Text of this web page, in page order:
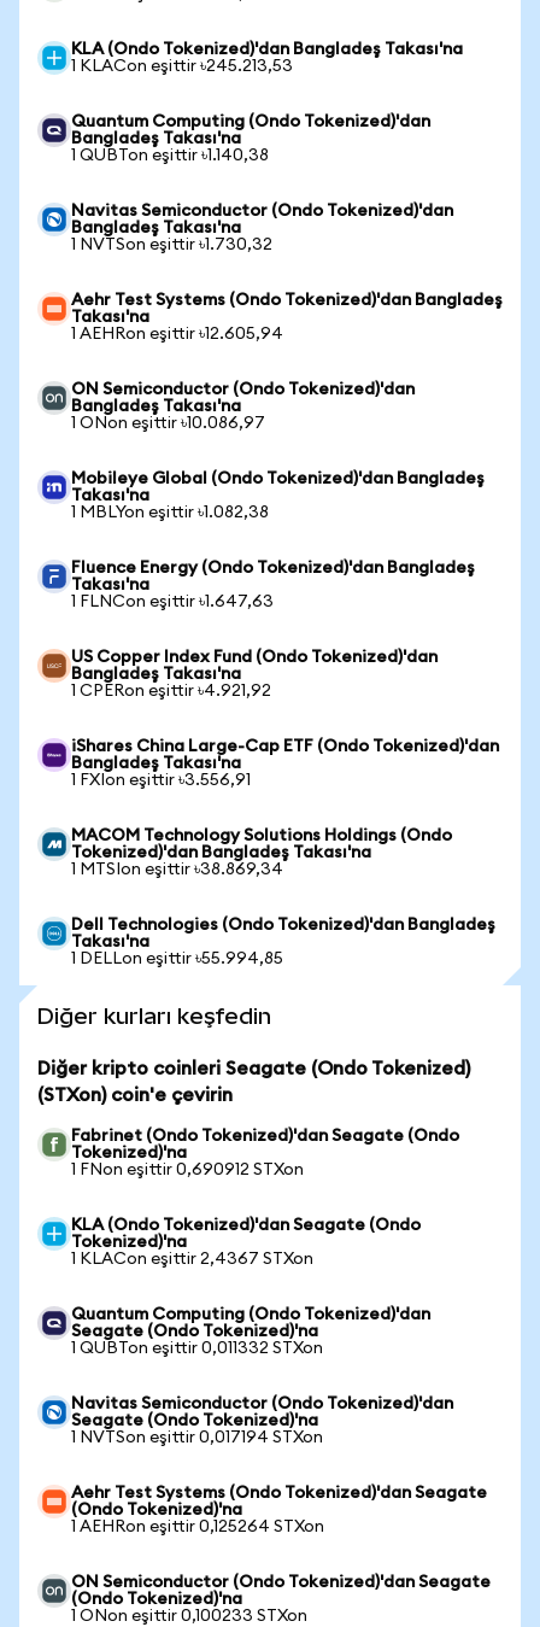
KLA (Ondo Tokenized)'dan Bangladeş Takası'na
1 KLACon eşittir ৳245.213,53
Quantum Computing (Ondo Tokenized)'dan
Bangladeş Takası'na
1 QUBTon eşittir ৳1.140,38
Navitas Semiconductor (Ondo Tokenized)'dan
Bangladeş Takası'na
1 NVTSon eşittir ৳1.730,32
Aehr Test Systems (Ondo Tokenized)'dan Bangladeş
Takası'na
1 AEHRon eşittir ৳12.605,94
ON Semiconductor (Ondo Tokenized)'dan
Bangladeş Takası'na
1 ONon eşittir ৳10.086,97
Mobileye Global (Ondo Tokenized)'dan Bangladeş
Takası'na
1 MBLYon eşittir ৳1.082,38
Fluence Energy (Ondo Tokenized)'dan Bangladeş
Takası'na
1 FLNCon eşittir ৳1.647,63
US Copper Index Fund (Ondo Tokenized)'dan
Bangladeş Takası'na
1 CPERon eşittir ৳4.921,92
iShares China Large-Cap ETF (Ondo Tokenized)'dan
Bangladeş Takası'na
1 FXIon eşittir ৳3.556,91
MACOM Technology Solutions Holdings (Ondo
Tokenized)'dan Bangladeş Takası'na
1 MTSIon eşittir ৳38.869,34
Dell Technologies (Ondo Tokenized)'dan Bangladeş
Takası'na
1 DELLon eşittir ৳55.994,85
Diğer kurları keşfedin
Diğer kripto coinleri Seagate (Ondo Tokenized)
(STXon) coin'e çevirin
Fabrinet (Ondo Tokenized)'dan Seagate (Ondo
Tokenized)'na
1 FNon eşittir 0,690912 STXon
KLA (Ondo Tokenized)'dan Seagate (Ondo
Tokenized)'na
1 KLACon eşittir 2,4367 STXon
Quantum Computing (Ondo Tokenized)'dan
Seagate (Ondo Tokenized)'na
1 QUBTon eşittir 0,011332 STXon
Navitas Semiconductor (Ondo Tokenized)'dan
Seagate (Ondo Tokenized)'na
1 NVTSon eşittir 0,017194 STXon
Aehr Test Systems (Ondo Tokenized)'dan Seagate
(Ondo Tokenized)'na
1 AEHRon eşittir 0,125264 STXon
ON Semiconductor (Ondo Tokenized)'dan Seagate
(Ondo Tokenized)'na
1 ONon eşittir 0,100233 STXon